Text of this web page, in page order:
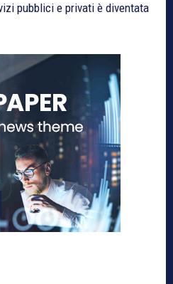
pubblici e privati è diventata